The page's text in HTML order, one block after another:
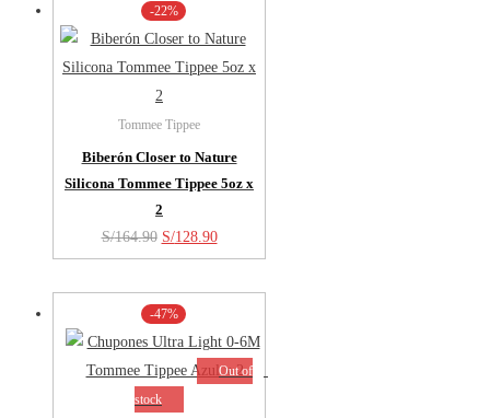
era:
S/74.90.S/36.90.
-22%
Tommee Tippee
Biberón Closer to Nature
Silicona Tommee Tippee 5oz x
2
S/164.90 El
precio
original
era:
S/164.90.
S/128.90El
precio
actual
S/128.90.
-47%
Out of
stock